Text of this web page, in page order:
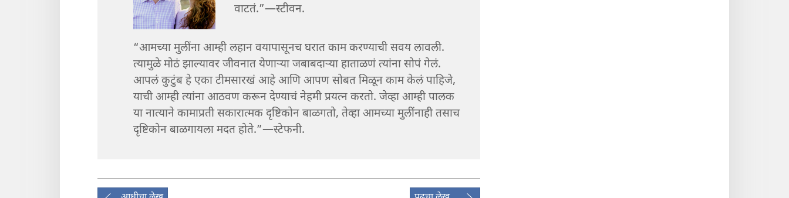
वाटतं.”—स्टीवन.
“आमच्या मुलींना आम्ही लहान वयापासूनच घरात काम करण्याची सवय लावली.
त्यामुळे मोठं झाल्यावर जीवनात येणाऱ्‍या जबाबदाऱ्‍या हाताळणं त्यांना सोपं गेलं.
आपलं कुटुंब हे एका टीमसारखं आहे आणि आपण सोबत मिळून काम केलं पाहिजे,
याची आम्ही त्यांना आठवण करून देण्याचं नेहमी प्रयत्न करतो. जेव्हा आम्ही पालक
या नात्याने कामाप्रती सकारात्मक दृष्टिकोन बाळगतो, तेव्हा आमच्या मुलींनाही तसाच
दृष्टिकोन बाळगायला मदत होते.”—स्टेफनी.